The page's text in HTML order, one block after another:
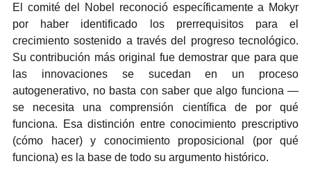
El comité del Nobel reconoció específicamente a Mokyr
por haber identificado los prerrequisitos para el
crecimiento sostenido a través del progreso tecnológico.
Su contribución más original fue demostrar que para que
las innovaciones se sucedan en un proceso
autogenerativo, no basta con saber que algo funciona —
se necesita una comprensión científica de por qué
funciona. Esa distinción entre conocimiento prescriptivo
(cómo hacer) y conocimiento proposicional (por qué
funciona) es la base de todo su argumento histórico.